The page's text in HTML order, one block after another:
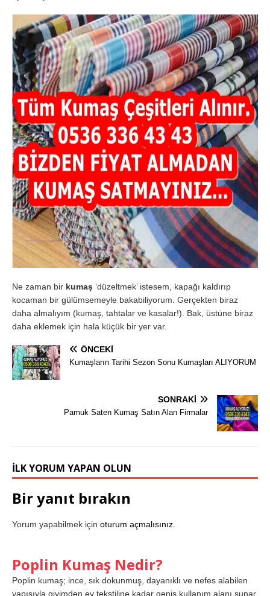
Ne zaman bir kumaş ‘düzeltmek’ istesem, kapağı kaldırıp
kocaman bir gülümsemeyle bakabiliyorum. Gerçekten biraz
daha almalıyım (kumaş, tahtalar ve kasalar!). Bak, üstüne biraz
daha eklemek için hala küçük bir yer var.
ÖNCEKI
Kumaşların Tarihi Sezon Sonu Kumaşları ALIYORUM
SONRAKI
Pamuk Saten Kumaş Satın Alan Firmalar
İLK YORUM YAPAN OLUN
Bir yanıt bırakın
Yorum yapabilmek için oturum açmalısınız.
Poplin Kumaş Nedir?
Poplin kumaş; ince, sık dokunmuş, dayanıklı ve nefes alabilen
yapısıyla giyimden ev tekstiline kadar geniş kullanım alanı sunar.